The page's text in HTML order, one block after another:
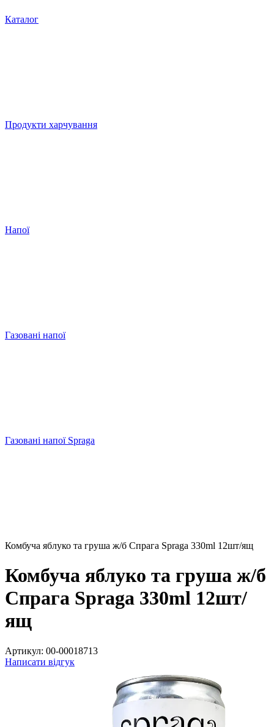
Каталог
Продукти харчування
Напої
Газовані напої
Газовані напої Spraga
Комбуча яблуко та груша ж/б Спрага Spraga 330ml 12шт/ящ
Комбуча яблуко та груша ж/б
Спрага Spraga 330ml 12шт/
ящ
Артикул: 00-00018713
Написати відгук